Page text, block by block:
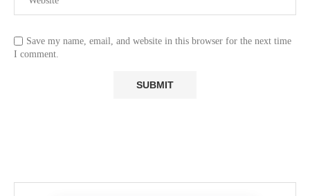
Save my name, email, and website in this browser for the next time
I comment.